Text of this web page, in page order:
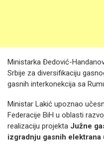
Ministarka Đedović-
Srbije za diversifikaciju
gasnih interkonekcija sa
Ministar Lakić upoznao
Federacije BiH u oblasti
realizaciju projekta Južne
izgradnju gasnih elektrana